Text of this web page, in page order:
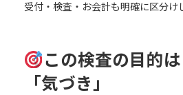
受付・検査・お会計も明確に区分け
この検査の目的
「気づき」